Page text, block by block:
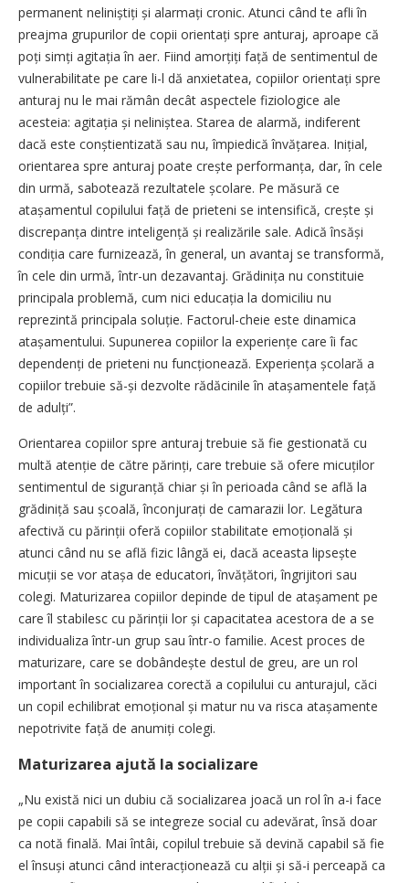
permanent neliniștiți și alarmați cronic. Atunci când te afli în
preajma grupurilor de copii orientați spre anturaj, aproape că
poți simți agitația în aer. Fiind amorțiți față de sentimentul de
vulnerabilitate pe care li-l dă anxietatea, copiilor orientați spre
anturaj nu le mai rămân decât aspectele fiziologice ale
acesteia: agitația și neliniștea. Starea de alarmă, indiferent
dacă este conștien­tizată sau nu, împiedică învățarea. Inițial,
orientarea spre anturaj poate crește performanța, dar, în cele
din urmă, sabotează rezultatele școlare. Pe măsură ce
atașamentul copilului față de prieteni se intensifică, crește și
discre­panța dintre inteligență și realizările sale. Adică însăși
condiția care furnizează, în general, un avantaj se transformă,
în cele din urmă, într-un dezavantaj. Grădinița nu constituie
principala problemă, cum nici educația la domiciliu nu
reprezintă principala soluție. Factorul-cheie este dinamica
atașamentului. Supunerea copiilor la experiențe care îi fac
dependenți de prieteni nu func­ți­onează. Experiența școlară a
copiilor trebuie să-și dezvolte rădăcinile în atașamentele față
de adulți”.
Orientarea copiilor spre anturaj trebuie să fie gestionată cu
multă atenție de către părinți, care trebuie să ofere micuților
sentimentul de siguranță chiar și în perioada când se află la
grădiniță sau școală, înconjurați de camarazii lor. Legătura
afectivă cu părinții oferă copiilor stabilitate emoțională și
atunci când nu se află fizic lângă ei, dacă aceasta lipsește
micuții se vor atașa de educatori, învățători, îngrijitori sau
colegi. Maturizarea copiilor depinde de tipul de atașa­ment pe
care îl stabilesc cu părinții lor și capacitatea acestora de a se
individualiza într-un grup sau într-o familie. Acest proces de
maturizare, care se dobândește destul de greu, are un rol
important în socializarea corectă a copilului cu anturajul, căci
un copil echilibrat emoțional și matur nu va risca atașamente
nepotrivite față de anumiți colegi.
Maturizarea ajută la socializare
„Nu există nici un dubiu că socializarea joacă un rol în a-i face
pe copii capabili să se integreze social cu adevărat, însă doar
ca notă finală. Mai întâi, copilul trebuie să devină capabil să fie
el însuși atunci când in­te­racționează cu alții și să-i perceapă ca